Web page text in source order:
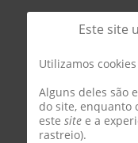
Este site
Utilizamos
Alguns deles são
do site, enquanto
este site e a
rastreio).